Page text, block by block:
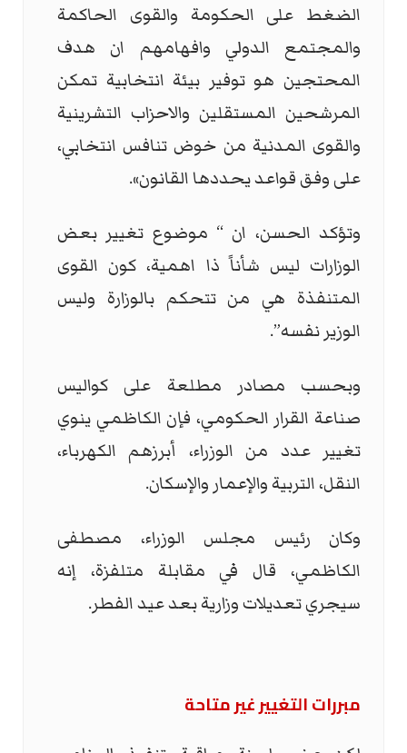
الضغط على الحكومة والقوى الحاكمة
والمجتمع الدولي وافهامهم ان هدف
المحتجين هو توفير بيئة انتخابية تمكن
المرشحين المستقلين والاحزاب التشرينية
والقوى المدنية من خوض تنافس انتخابي،
على وفق قواعد يحددها القانون».
وتؤكد الحسن، ان “ موضوع تغيير بعض
الوزارات ليس شأناً ذا اهمية، كون القوى
المتنفذة هي من تتحكم بالوزارة وليس
الوزير نفسه”.
وبحسب مصادر مطلعة على كواليس
صناعة القرار الحكومي، فإن الكاظمي ينوي
تغيير عدد من الوزراء، أبرزهم الكهرباء،
النقل، التربية والإعمار والإسكان.
وكان رئيس مجلس الوزراء، مصطفى
الكاظمي، قال في مقابلة متلفزة، إنه
سيجري تعديلات وزارية بعد عيد الفطر.
مبررات التغيير غير متاحة